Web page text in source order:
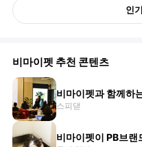
인
비마이펫 추천 콘텐츠
비마이펫과 함께하
스피댇
비마이펫이 PB브랜